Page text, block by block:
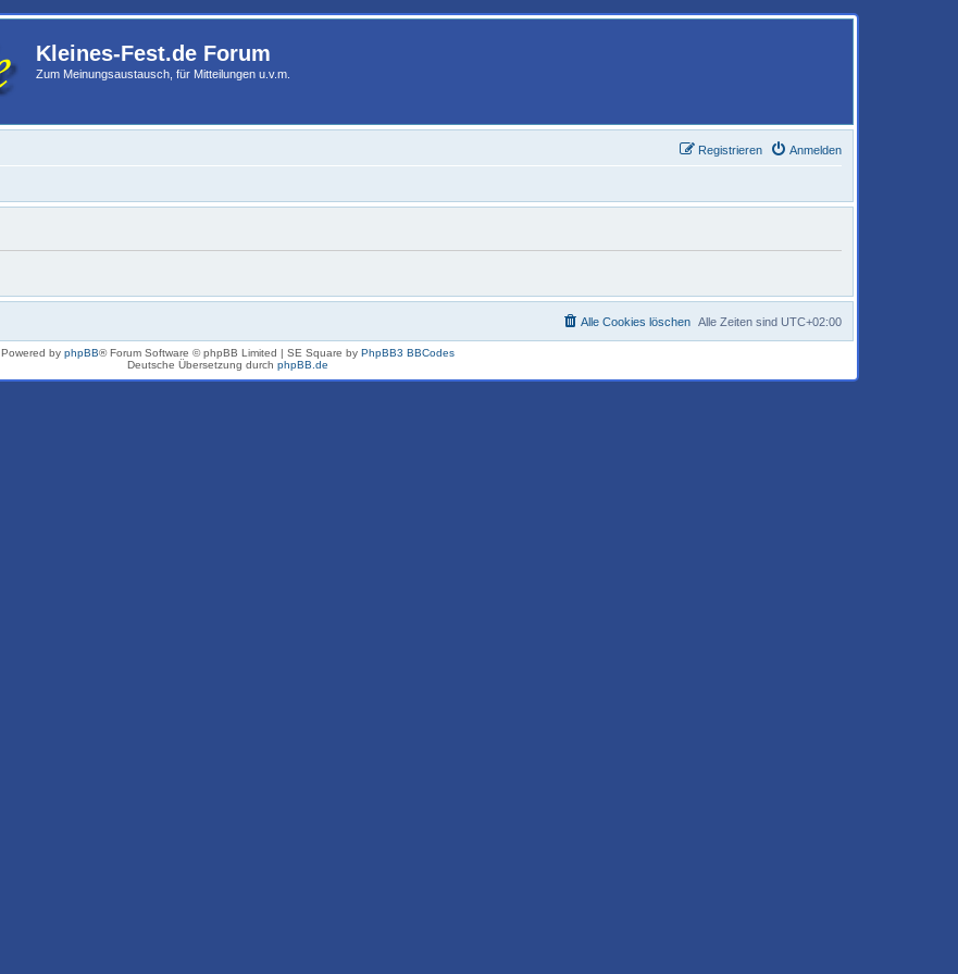
Kleines-Fest.de Forum
Zum Meinungsaustausch, für Mitteilungen u.v.m.
Anmelden
Registrieren
Alle Zeiten sind UTC+02:00
Alle Cookies löschen
Powered by phpBB® Forum Software © phpBB Limited | SE Square by PhpBB3 BBCodes
Deutsche Übersetzung durch phpBB.de